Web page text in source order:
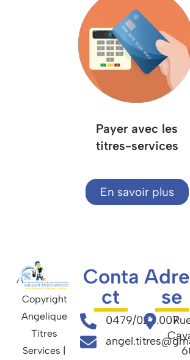
Payer avec les
titres-services
En savoir plus
Copyright
Angelique
Titres
Services |
Conta
ct
0479/023.007
se